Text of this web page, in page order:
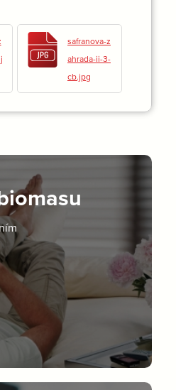
safranova-z
ahrada-ii-3-
cb.jpg